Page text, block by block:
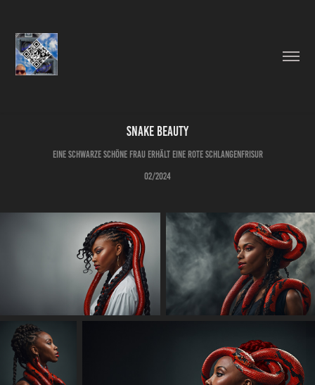
Snake Beauty
Eine schwarze schöne Frau erhält eine rote Schlangenfrisur
02/2024